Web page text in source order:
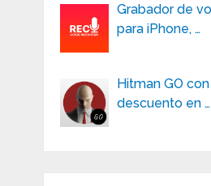
Grabador de
para iPhone, …
Hitman GO
descuento en …